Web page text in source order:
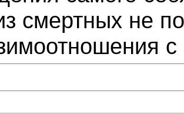
смертных не